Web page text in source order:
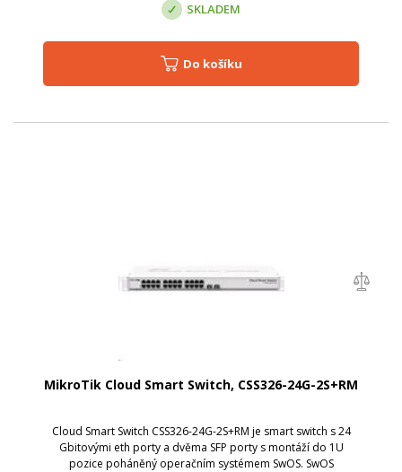
SKLADEM
Do košíku
MikroTik Cloud Smart Switch, CSS326-24G-2S+RM
Cloud Smart Switch CSS326-24G-2S+RM je smart switch s 24
Gbitovými eth porty a dvěma SFP porty s montáží do 1U
pozice poháněný operačním systémem SwOS. SwOS